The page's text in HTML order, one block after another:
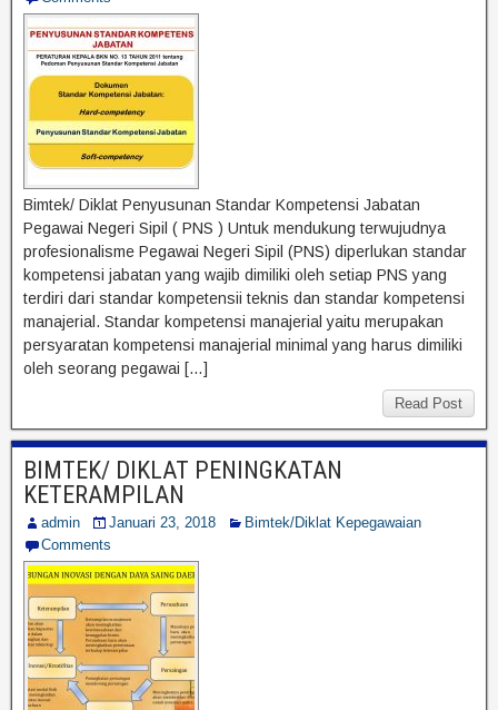
Bimtek/ Diklat Penyusunan Standar Kompetensi Jabatan
Pegawai Negeri Sipil ( PNS ) Untuk mendukung terwujudnya
profesionalisme Pegawai Negeri Sipil (PNS) diperlukan standar
kompetensi jabatan yang wajib dimiliki oleh setiap PNS yang
terdiri dari standar kompetensii teknis dan standar kompetensi
manajerial. Standar kompetensi manajerial yaitu merupakan
persyaratan kompetensi manajerial minimal yang harus dimiliki
oleh seorang pegawai […]
Read Post
BIMTEK/ DIKLAT PENINGKATAN
KETERAMPILAN
admin Januari 23, 2018
Bimtek/Diklat Kepegawaian
Comments